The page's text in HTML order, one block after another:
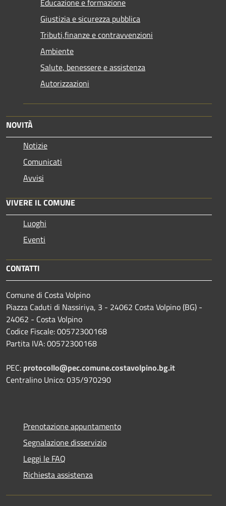
Giustizia e sicurezza pubblica
Tributi,finanze e contravvenzioni
Ambiente
Salute, benessere e assistenza
Autorizzazioni
NOVITÀ
Notizie
Comunicati
Avvisi
VIVERE IL COMUNE
Luoghi
Eventi
CONTATTI
Comune di Costa Volpino
Piazza Caduti di Nassiriya, 3 - 24062 Costa Volpino (BG) -
24062 - Costa Volpino
Codice Fiscale: 00572300168
Partita IVA: 00572300168
PEC: protocollo@pec.comune.costavolpino.bg.it
Centralino Unico: 035/970290
Prenotazione appuntamento
Segnalazione disservizio
Leggi le FAQ
Richiesta assistenza